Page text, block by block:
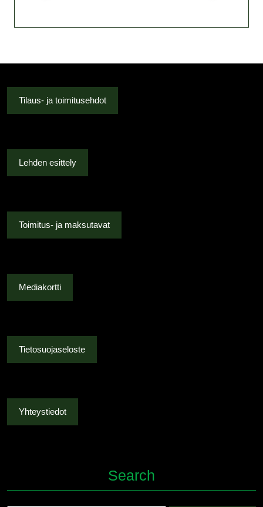
Tilaus- ja toimitusehdot
Lehden esittely
Toimitus- ja maksutavat
Mediakortti
Tietosuojaseloste
Yhteystiedot
Search